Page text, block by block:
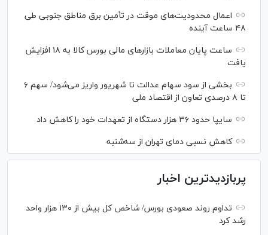
اعمال محدودیت‌های موقت در تأمین برق مناطق جنوبی طی
۴۸ ساعت آینده
ساعت پایان معاملات بازار‌های مالی بورس کالا به ۱۸ افزایش
یافت
بخشی از سود سهام عدالت تا شهریور واریز می‌شود/ سهم ۶
تا ۸ درصدی تعاون از اقتصاد ملی
سایپا حدود ۳۶ هزار دستگاه از تعهدات خود را کاهش داد
کاهش نسبی دمای تهران از سه‌شنبه
پربازدیدترین اخبار
تداوم روند صعودی بورس/ شاخص کل بیش از ۱۳۰ هزار واحد
رشد کرد